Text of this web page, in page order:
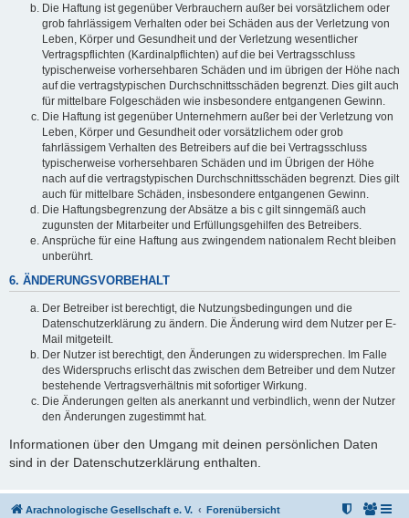
Die Haftung ist gegenüber Verbrauchern außer bei vorsätzlichem oder
grob fahrlässigem Verhalten oder bei Schäden aus der Verletzung von
Leben, Körper und Gesundheit und der Verletzung wesentlicher
Vertragspflichten (Kardinalpflichten) auf die bei Vertragsschluss
typischerweise vorhersehbaren Schäden und im übrigen der Höhe nach
auf die vertragstypischen Durchschnittsschäden begrenzt. Dies gilt auch
für mittelbare Folgeschäden wie insbesondere entgangenen Gewinn.
Die Haftung ist gegenüber Unternehmern außer bei der Verletzung von
Leben, Körper und Gesundheit oder vorsätzlichem oder grob
fahrlässigem Verhalten des Betreibers auf die bei Vertragsschluss
typischerweise vorhersehbaren Schäden und im Übrigen der Höhe
nach auf die vertragstypischen Durchschnittsschäden begrenzt. Dies gilt
auch für mittelbare Schäden, insbesondere entgangenen Gewinn.
Die Haftungsbegrenzung der Absätze a bis c gilt sinngemäß auch
zugunsten der Mitarbeiter und Erfüllungsgehilfen des Betreibers.
Ansprüche für eine Haftung aus zwingendem nationalem Recht bleiben
unberührt.
6. ÄNDERUNGSVORBEHALT
Der Betreiber ist berechtigt, die Nutzungsbedingungen und die
Datenschutzerklärung zu ändern. Die Änderung wird dem Nutzer per E-
Mail mitgeteilt.
Der Nutzer ist berechtigt, den Änderungen zu widersprechen. Im Falle
des Widerspruchs erlischt das zwischen dem Betreiber und dem Nutzer
bestehende Vertragsverhältnis mit sofortiger Wirkung.
Die Änderungen gelten als anerkannt und verbindlich, wenn der Nutzer
den Änderungen zugestimmt hat.
Informationen über den Umgang mit deinen persönlichen Daten
sind in der Datenschutzerklärung enthalten.
Arachnologische Gesellschaft e. V. Forenübersicht